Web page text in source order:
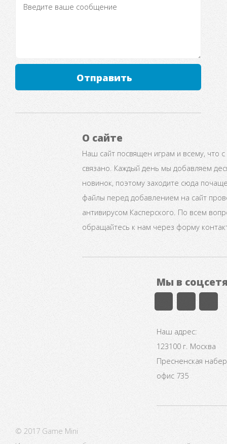
Отправить
О сайте
Наш сайт посвящен играм и всему, что
связано. Каждый день мы добавляем
новинок, поэтому заходите сюда
файлы перед добавлением на сайт
антивирусом Касперского. По всем
обращайтесь к нам через форму
Мы в
Наш адрес:
123100 г. Москва
Пресненская
офис 735
© 2017 Game Mini